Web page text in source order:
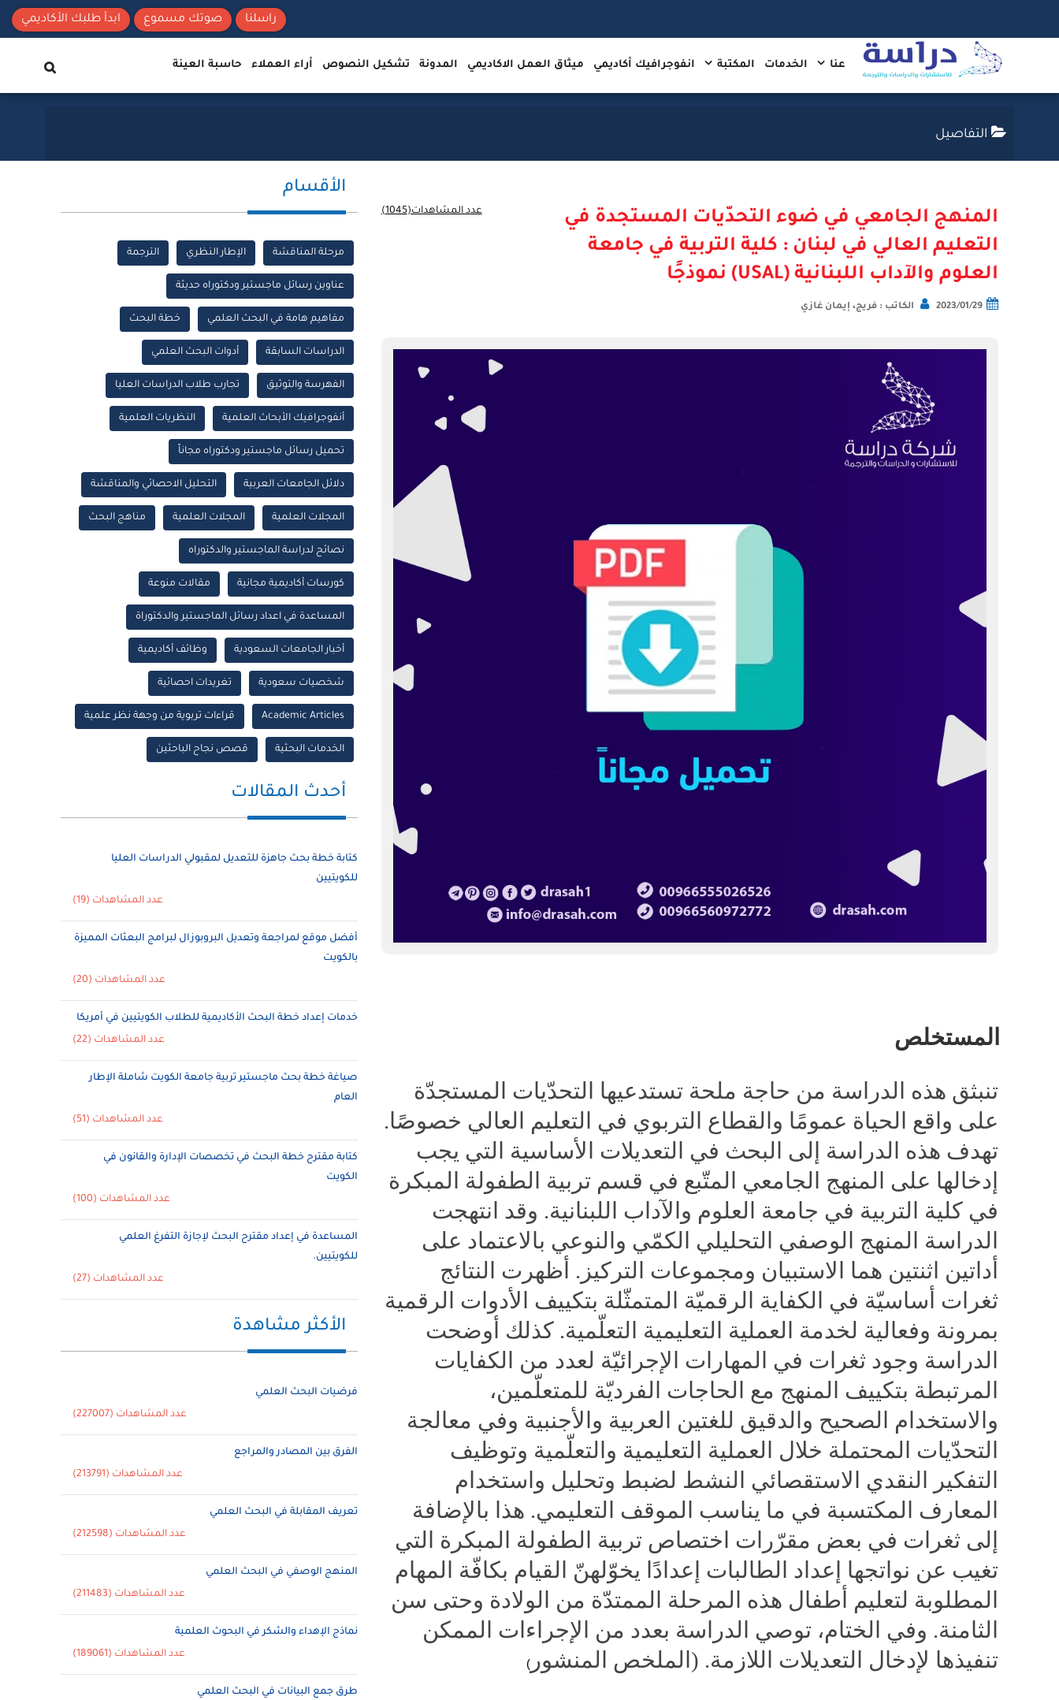
ابدأ طلبك الأكاديمي صوتك مسموع راسلنا
عنا الخدمات المكتبة انفوجرافيك أكاديمي ميثاق العمل الاكاديمي المدونة تشكيل النصوص أراء العملاء حاسبة العينة
التفاصيل
المنهج الجامعي في ضوء التحدّيات المستجدة في
التعليم العالي في لبنان : كلية التربية في جامعة
العلوم والآداب اللبنانية (USAL) نموذجًا
2023/01/29 الكاتب : فريج، إيمان غازي
عدد المشاهدات(1045)
المستخلص
تنبثق هذه الدراسة من حاجة ملحة تستدعيها التحدّيات المستجدّة
على واقع الحياة عمومًا والقطاع التربوي في التعليم العالي خصوصًا.
تهدف هذه الدراسة إلى البحث في التعديلات الأساسية التي يجب
إدخالها على المنهج الجامعي المتّبع في قسم تربية الطفولة المبكرة
في كلية التربية في جامعة العلوم والآداب اللبنانية. وقد انتهجت
الدراسة المنهج الوصفي التحليلي الكمّي والنوعي بالاعتماد على
أداتين اثنتين هما الاستبيان ومجموعات التركيز. أظهرت النتائج
ثغرات أساسيّة في الكفاية الرقميّة المتمثّلة بتكييف الأدوات الرقمية
بمرونة وفعالية لخدمة العملية التعليمية التعلّمية. كذلك أوضحت
الدراسة وجود ثغرات في المهارات الإجرائيّة لعدد من الكفايات
المرتبطة بتكييف المنهج مع الحاجات الفرديّة للمتعلّمين،
والاستخدام الصحيح والدقيق للغتين العربية والأجنبية وفي معالجة
التحدّيات المحتملة خلال العملية التعليمية والتعلّمية وتوظيف
التفكير النقدي الاستقصائي النشط لضبط وتحليل واستخدام
المعارف المكتسبة في ما يناسب الموقف التعليمي. هذا بالإضافة
إلى ثغرات في بعض مقرّرات اختصاص تربية الطفولة المبكرة التي
تغيب عن نواتجها إعداد الطالبات إعدادًا يخوّلهنّ القيام بكافّة المهام
المطلوبة لتعليم أطفال هذه المرحلة الممتدّة من الولادة وحتى سن
الثامنة. وفي الختام، توصي الدراسة بعدد من الإجراءات الممكن
تنفيذها لإدخال التعديلات اللازمة. (الملخص المنشور )
الأقسام
مرحلة المناقشة الإطار النظري الترجمة
عناوين رسائل ماجستير ودكتوراه حديثة
مفاهيم هامة في البحث العلمي خطة البحث
الدراسات السابقة أدوات البحث العلمي
الفهرسة والتوثيق تجارب طلاب الدراسات العليا
أنفوجرافيك الأبحاث العلمية النظريات العلمية
تحميل رسائل ماجستير ودكتوراه مجاناً
دلائل الجامعات العربية التحليل الاحصائي والمناقشة
المجلات العلمية المجلات العلمية مناهج البحث
نصائح لدراسة الماجستير والدكتوراه
كورسات أكاديمية مجانية مقالات منوعة
المساعدة في اعداد رسائل الماجستير والدكتوراة
أخبار الجامعات السعودية وظائف أكاديمية
شخصيات سعودية تغريدات احصائية
Academic Articles قراءات تربوية من وجهة نظر علمية
الخدمات البحثية قصص نجاح الباحثين
أحدث المقالات
كتابة خطة بحث جاهزة للتعديل لمقبولي الدراسات العليا
للكويتيين
عدد المشاهدات (19)
أفضل موقع لمراجعة وتعديل البروبوزال لبرامج البعثات المميزة
بالكويت
عدد المشاهدات (20)
خدمات إعداد خطة البحث الأكاديمية للطلاب الكويتيين في أمريكا
عدد المشاهدات (22)
صياغة خطة بحث ماجستير تربية جامعة الكويت شاملة الإطار
العام
عدد المشاهدات (51)
كتابة مقترح خطة البحث في تخصصات الإدارة والقانون في
الكويت
عدد المشاهدات (100)
المساعدة في إعداد مقترح البحث لإجازة التفرغ العلمي
للكويتيين.
عدد المشاهدات (27)
الأكثر مشاهدة
فرضيات البحث العلمي
عدد المشاهدات (227007)
الفرق بين المصادر والمراجع
عدد المشاهدات (213791)
تعريف المقابلة في البحث العلمي
عدد المشاهدات (212598)
المنهج الوصفي في البحث العلمي
عدد المشاهدات (211483)
نماذج الإهداء والشكر في البحوث العلمية
عدد المشاهدات (189061)
طرق جمع البيانات في البحث العلمي